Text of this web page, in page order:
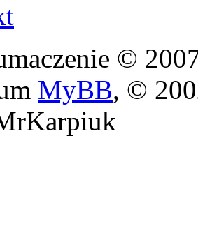
©
MyBB, ©